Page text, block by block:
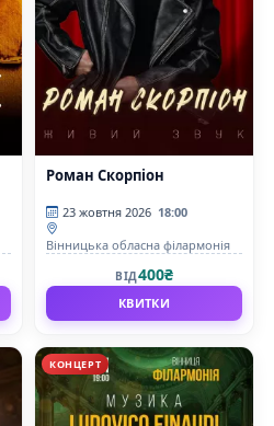
Роман Скорпіон
23 жовтня 2026 18:00
Вінницька обласна філармонія
ВІД400₴
КВИТКИ
КОНЦЕРТ